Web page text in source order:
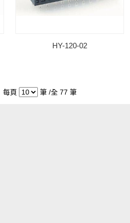
HY-120-02
每頁 筆 /全 77 筆